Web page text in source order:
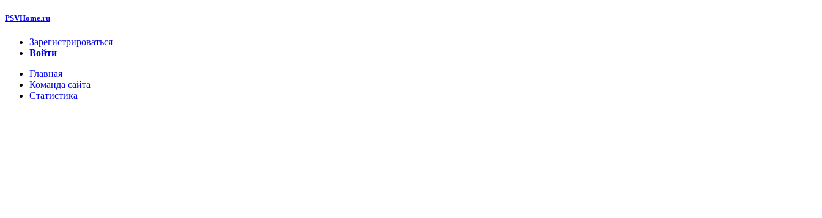
PSVHome.ru
Зарегистрироваться
Войти
Главная
Команда сайта
Статистика